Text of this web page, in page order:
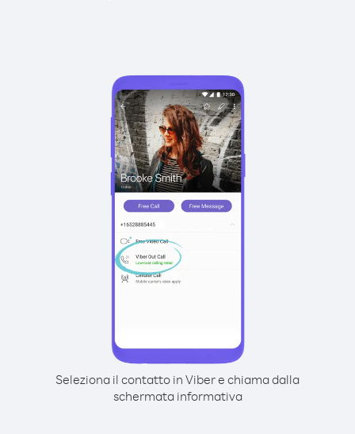
Seleziona il contatto in Viber e chiama dalla
schermata informativa